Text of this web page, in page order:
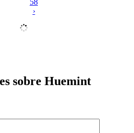
58
›
sobre Huemint